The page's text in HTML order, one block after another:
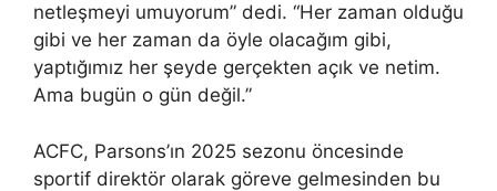
netleşmeyi umuyorum” dedi. “Her zaman olduğu
gibi ve her zaman da öyle olacağım gibi,
yaptığımız her şeyde gerçekten açık ve netim.
Ama bugün o gün değil.”
ACFC, Parsons’ın 2025 sezonu öncesinde
sportif direktör olarak göreve gelmesinden bu